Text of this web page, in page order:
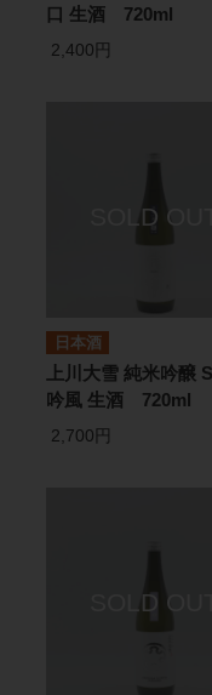
口 生酒 720ml
2,400円
日本酒
上川大雪 純米吟醸
吟風 生酒 720ml
2,700円